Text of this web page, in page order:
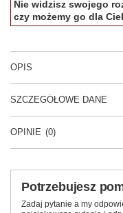
Nie widzisz swojego
czy możemy go dla
OPIS
SZCZEGÓŁOWE DANE
OPINIE (0)
Potrzebujesz
Zadaj pytanie a my